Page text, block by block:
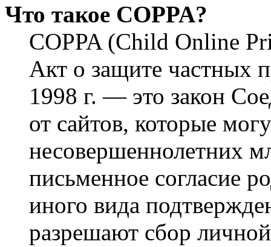
Что такое COPPA?
COPPA (Child Online
Акт о защите частных
1998 г. — это закон
от сайтов, которые
несовершеннолетних
письменное согласие
иного вида
разрешают сбор